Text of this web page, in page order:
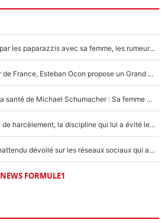
F1 : Charles Leclerc surpris par les paparazzis avec sa femme, les rumeurs étaient vraies !
Comme pour le final du Tour de France, Esteban Ocon propose un Grand Prix de Formule 1 à Paris : «Autour de l’Arc de Triomphe, ce serait génial» !
Nouvelle rumeur autour de la santé de Michael Schumacher : Sa femme Corinna sort du silence
F1 - Lewis Hamilton victime de harcèlement, la discipline qui lui a évité le pire : «J'aurais probablement mal tourné»
Lewis Hamilton : Le talent inattendu dévoilé sur les réseaux sociaux qui a impressionné Kim Kardashian pendant leurs vacances en amoureux !
NEWS FORMULE1